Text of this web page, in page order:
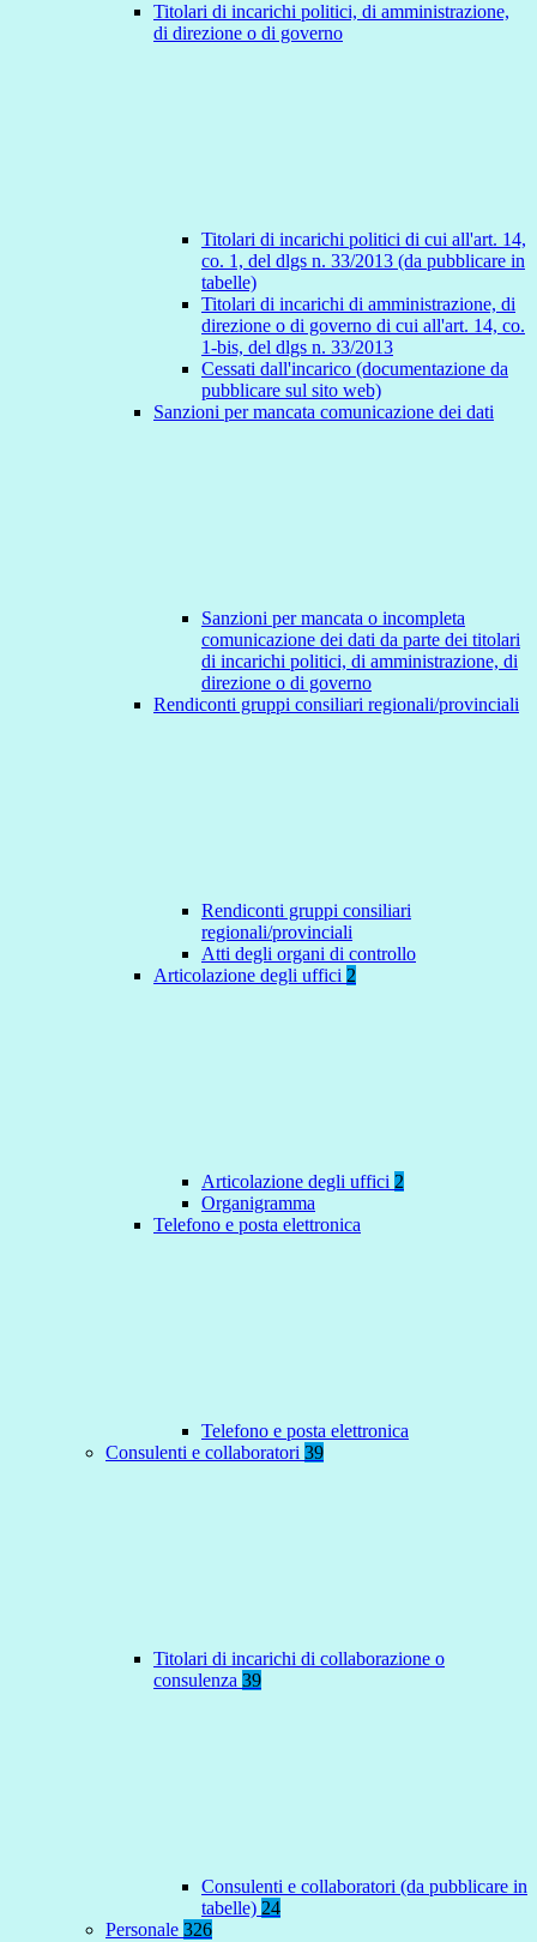
Titolari di incarichi politici, di amministrazione,
di direzione o di governo
Titolari di incarichi politici di cui all'art. 14,
co. 1, del dlgs n. 33/2013 (da pubblicare in
tabelle)
Titolari di incarichi di amministrazione, di
direzione o di governo di cui all'art. 14, co.
1-bis, del dlgs n. 33/2013
Cessati dall'incarico (documentazione da
pubblicare sul sito web)
Sanzioni per mancata comunicazione dei dati
Sanzioni per mancata o incompleta
comunicazione dei dati da parte dei titolari
di incarichi politici, di amministrazione, di
direzione o di governo
Rendiconti gruppi consiliari regionali/provinciali
Rendiconti gruppi consiliari
regionali/provinciali
Atti degli organi di controllo
Articolazione degli uffici 2
Articolazione degli uffici 2
Organigramma
Telefono e posta elettronica
Telefono e posta elettronica
Consulenti e collaboratori 39
Titolari di incarichi di collaborazione o
consulenza 39
Consulenti e collaboratori (da pubblicare in
tabelle) 24
Personale 326